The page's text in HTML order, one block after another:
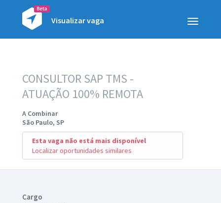
Toggle
Visualizar vaga
CONSULTOR SAP TMS -
ATUAÇÃO 100% REMOTA
A Combinar
São Paulo, SP
Esta vaga não está mais disponível
Localizar oportunidades similares
Cargo